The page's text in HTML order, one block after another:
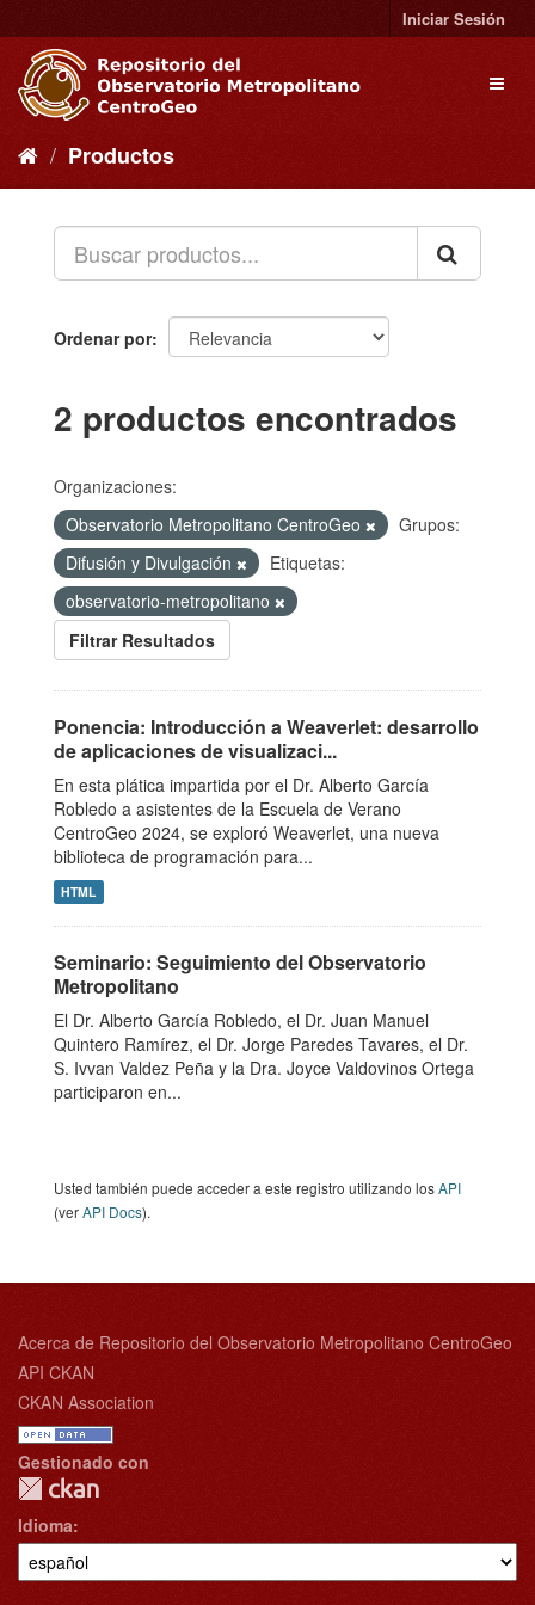
al
contenido
Iniciar Sesión
Productos
Ordenar por
2 productos encontrados
Organizaciones:
Observatorio Metropolitano CentroGeo
Grupos:
Difusión y Divulgación
Etiquetas:
observatorio-metropolitano
Filtrar Resultados
Ponencia: Introducción a Weaverlet: desarrollo
de aplicaciones de visualizaci...
En esta plática impartida por el Dr. Alberto García
Robledo a asistentes de la Escuela de Verano
CentroGeo 2024, se exploró Weaverlet, una nueva
biblioteca de programación para...
HTML
Seminario: Seguimiento del Observatorio
Metropolitano
El Dr. Alberto García Robledo, el Dr. Juan Manuel
Quintero Ramírez, el Dr. Jorge Paredes Tavares, el Dr.
S. Ivvan Valdez Peña y la Dra. Joyce Valdovinos Ortega
participaron en...
Usted también puede acceder a este registro utilizando losAPI
(verAPI Docs).
Acerca de Repositorio del Observatorio Metropolitano CentroGeo
API CKAN
CKAN Association
Gestionado con
Idioma